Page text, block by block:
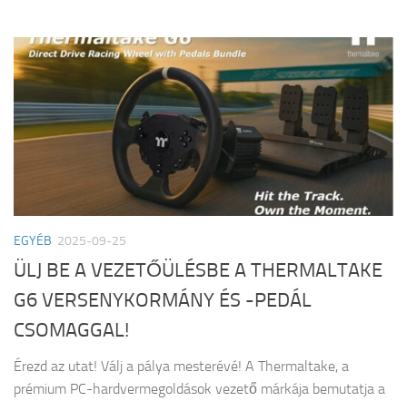
EGYÉB 2025-09-25
ÜLJ BE A VEZETŐÜLÉSBE A THERMALTAKE
G6 VERSENYKORMÁNY ÉS -PEDÁL
CSOMAGGAL!
Érezd az utat! Válj a pálya mesterévé! A Thermaltake, a
prémium PC-hardvermegoldások vezető márkája bemutatja a